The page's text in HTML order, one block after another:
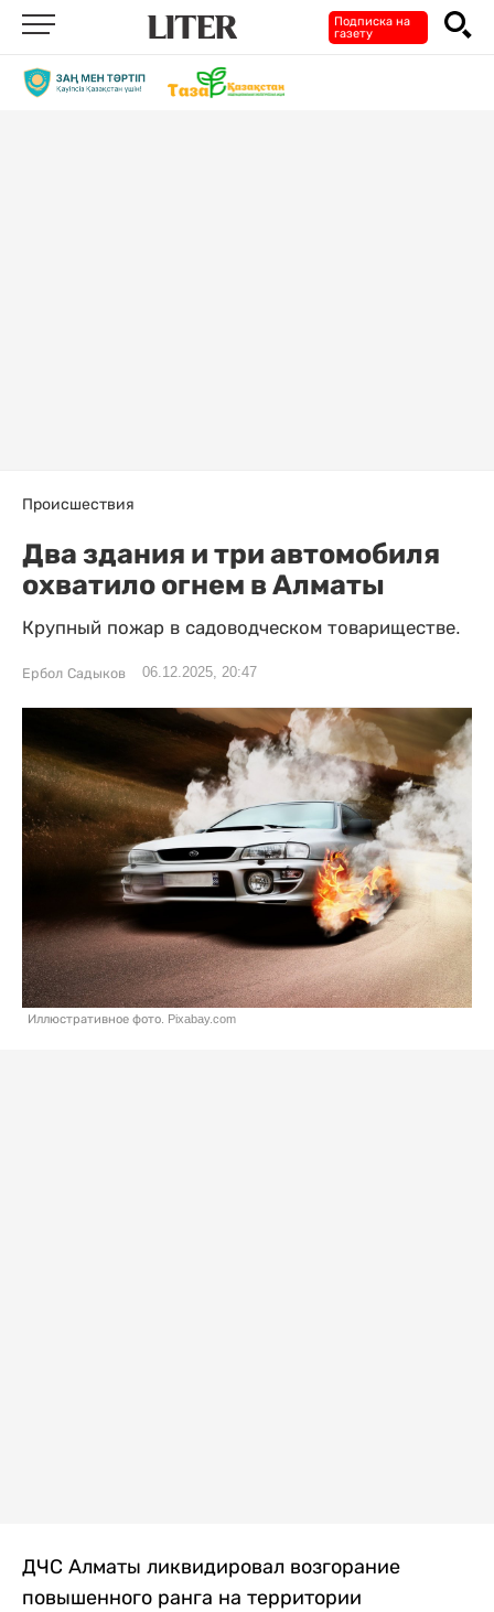
Подписка на
газету
Происшествия
Два здания и три автомобиля
охватило огнем в Алматы
Крупный пожар в садоводческом товариществе.
Ербол Садыков 06.12.2025, 20:47
Иллюстративное фото. Pixabay.com
ДЧС Алматы ликвидировал возгорание
повышенного ранга на территории